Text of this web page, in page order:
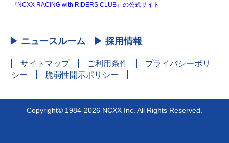
『NCXX RACING with RIDERS CLUB』の公式サイト
▶ ニュースルーム ▶ 採用情報
サイトマップ ご利用条件
プライバシーポリ
シー
脆弱性開示ポリシー
Copyright© 1984-2026 NCXX Inc. All Rights Reserved.